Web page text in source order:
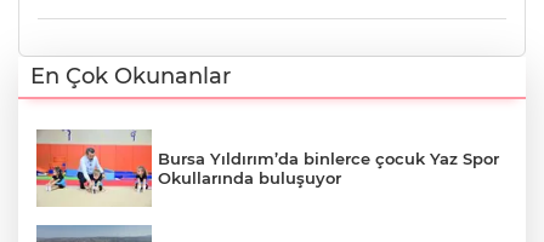
En Çok Okunanlar
Bursa Yıldırım’da binlerce çocuk Yaz Spor
Okullarında buluşuyor